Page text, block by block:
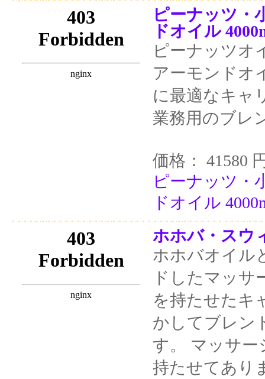
ピーナッツ・
ドオイル
ピーナッツオ
アーモンドオ
に最適なキャ
業務用のブレ
価格： 41580
ピーナッツ・
ドオイル
ホホバ・スウ
ホホバオイル
ドしたマッサ
を持たせたキ
かしてブレン
す。 マッサー
持たせてあり